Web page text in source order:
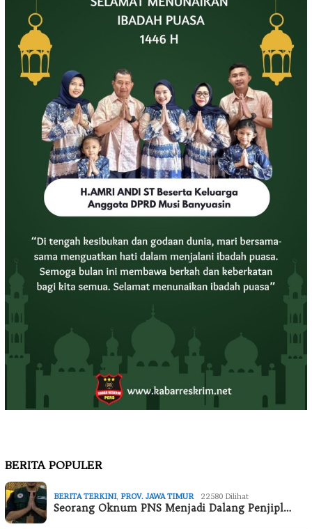
BERITA POPULER
BERITA TERKINI, PROV. JAWA TIMUR 22580 Dilihat
Seorang Oknum PNS Menjadi Dalang Penjipl…